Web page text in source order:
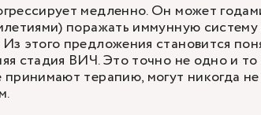
медленно. Он может
поражать иммунную
этого предложения становится
стадия ВИЧ. Это точно не одно и
принимают терапию, могут никогда